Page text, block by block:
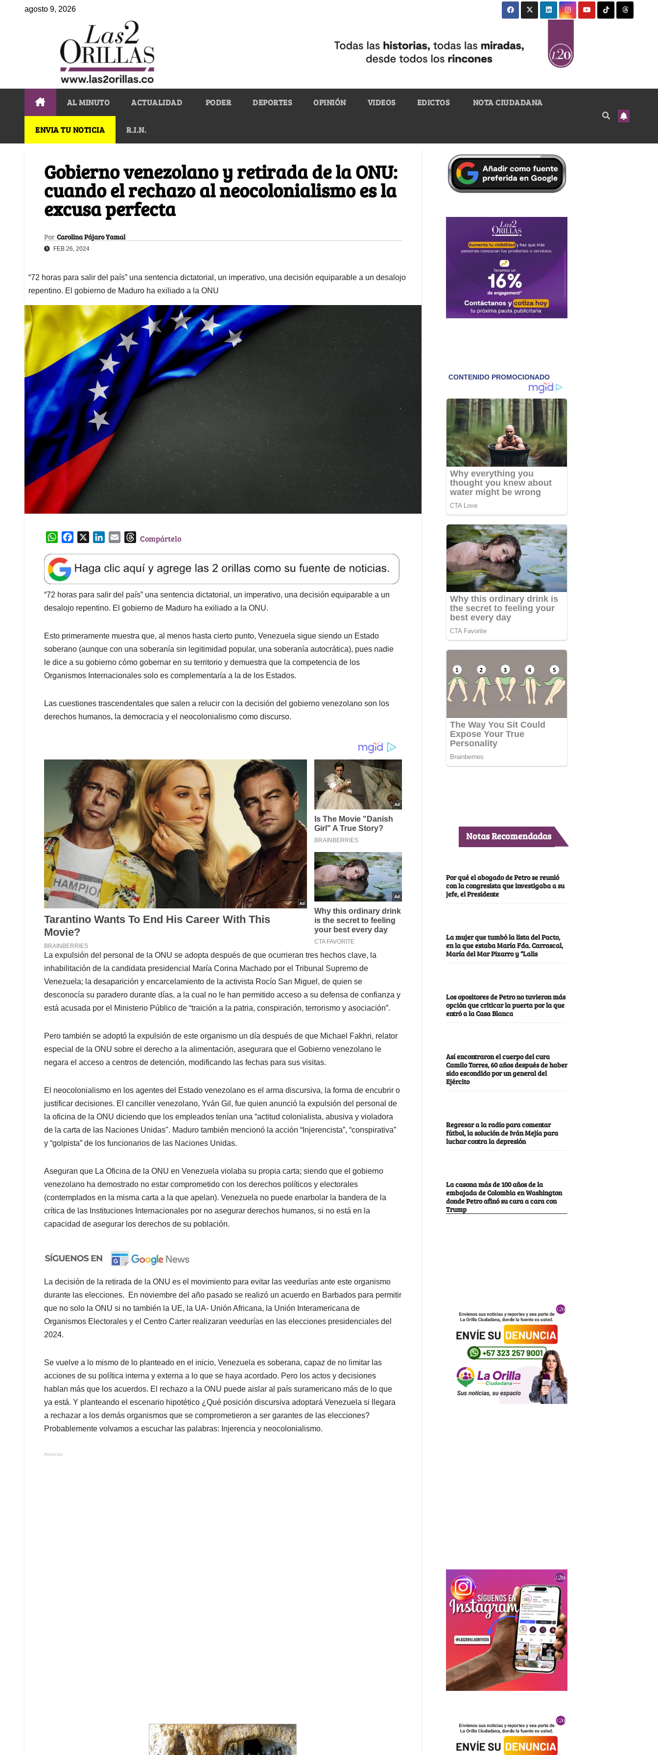
agosto 9, 2026
AL MINUTO ACTUALIDAD PODER DEPORTES OPINIÓN VIDEOS EDICTOS NOTA CIUDADANA
ENVIA TU NOTICIA R.I.N.
Gobierno venezolano y retirada de la ONU:
cuando el rechazo al neocolonialismo es la
excusa perfecta
Por Carolina Pájaro Yamal
FEB 26, 2024
“72 horas para salir del país” una sentencia dictatorial, un imperativo, una decisión equiparable a un desalojo
repentino. El gobierno de Maduro ha exiliado a la ONU
W
a
t
s
A
p
e
b
o
o
k
e
d
I
l
T
e
a
d
s
Compártelo
“72 horas para salir del país” una sentencia dictatorial, un imperativo, una decisión equiparable a un
desalojo repentino. El gobierno de Maduro ha exiliado a la ONU.
Esto primeramente muestra que, al menos hasta cierto punto, Venezuela sigue siendo un Estado
soberano (aunque con una soberanía sin legitimidad popular, una soberanía autocrática), pues nadie
le dice a su gobierno cómo gobernar en su territorio y demuestra que la competencia de los
Organismos Internacionales solo es complementaría a la de los Estados.
Las cuestiones trascendentales que salen a relucir con la decisión del gobierno venezolano son los
derechos humanos, la democracia y el neocolonialismo como discurso.
La expulsión del personal de la ONU se adopta después de que ocurrieran tres hechos clave, la
inhabilitación de la candidata presidencial María Corina Machado por el Tribunal Supremo de
Venezuela; la desaparición y encarcelamiento de la activista Rocío San Miguel, de quien se
desconocía su paradero durante días, a la cual no le han permitido acceso a su defensa de confianza y
está acusada por el Ministerio Público de “traición a la patria, conspiración, terrorismo y asociación”.
Pero también se adoptó la expulsión de este organismo un día después de que Michael Fakhri, relator
especial de la ONU sobre el derecho a la alimentación, asegurara que el Gobierno venezolano le
negara el acceso a centros de detención, modificando las fechas para sus visitas.
El neocolonialismo en los agentes del Estado venezolano es el arma discursiva, la forma de encubrir o
justificar decisiones. El canciller venezolano, Yván Gil, fue quien anunció la expulsión del personal de
la oficina de la ONU diciendo que los empleados tenían una “actitud colonialista, abusiva y violadora
de la carta de las Naciones Unidas". Maduro también mencionó la acción “Injerencista”, “conspirativa”
y “golpista” de los funcionarios de las Naciones Unidas.
Aseguran que La Oficina de la ONU en Venezuela violaba su propia carta; siendo que el gobierno
venezolano ha demostrado no estar comprometido con los derechos políticos y electorales
(contemplados en la misma carta a la que apelan). Venezuela no puede enarbolar la bandera de la
crítica de las Instituciones Internacionales por no asegurar derechos humanos, si no está en la
capacidad de asegurar los derechos de su población.
La decisión de la retirada de la ONU es el movimiento para evitar las veedurías ante este organismo
durante las elecciones. En noviembre del año pasado se realizó un acuerdo en Barbados para permitir
que no solo la ONU si no también la UE, la UA- Unión Africana, la Unión Interamericana de
Organismos Electorales y el Centro Carter realizaran veedurías en las elecciones presidenciales del
2024.
Se vuelve a lo mismo de lo planteado en el inicio, Venezuela es soberana, capaz de no limitar las
acciones de su política interna y externa a lo que se haya acordado. Pero los actos y decisiones
hablan más que los acuerdos. El rechazo a la ONU puede aislar al país suramericano más de lo que
ya está. Y planteando el escenario hipotético ¿Qué posición discursiva adoptará Venezuela si llegara
a rechazar a los demás organismos que se comprometieron a ser garantes de las elecciones?
Probablemente volvamos a escuchar las palabras: Injerencia y neocolonialismo.
Anuncios.
Notas Recomendadas
Por qué el abogado de Petro se reunió
con la congresista que investigaba a su
jefe, el Presidente
La mujer que tumbó la lista del Pacto,
en la que estaba María Fda. Carrascal,
María del Mar Pizarro y “Lalis
Los opositores de Petro no tuvieron más
opción que criticar la puerta por la que
entró a la Casa Blanca
Así encontraron el cuerpo del cura
Camilo Torres, 60 años después de haber
sido escondido por un general del
Ejército
Regresar a la radio para comentar
fútbol, la solución de Iván Mejía para
luchar contra la depresión
La casona más de 100 años de la
embajada de Colombia en Washington
donde Petro afinó su cara a cara con
Trump